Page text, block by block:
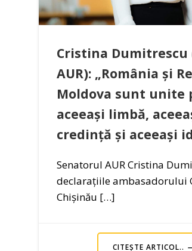
Cristina
AUR): „România și
Moldova sunt unite
aceeași limbă,
credință și aceeași
Senatorul AUR Cristina
declarațiile ambasadorului
Chișinău […]
CITEȘTE ARTICOL..